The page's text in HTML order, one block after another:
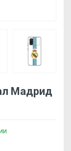
Мадрид